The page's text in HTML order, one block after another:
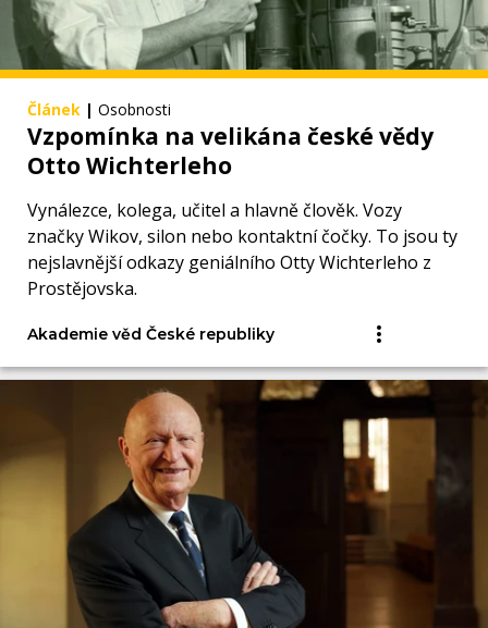
Článek | Osobnosti
Vzpomínka na velikána české vědy
Otto Wichterleho
Vynálezce, kolega, učitel a hlavně člověk. Vozy
značky Wikov, silon nebo kontaktní čočky. To jsou ty
nejslavnější odkazy geniálního Otty Wichterleho z
Prostějovska.
Akademie věd České republiky